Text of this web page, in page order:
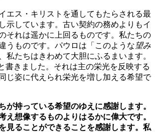
エス・キリストを通してもたらされる最
示しています。古い契約の務めよりもイ
それは遥かに上回るものです。私たちの
うものです。パウロは「このような望み
私たちはきわめて大胆にふるまいます。
書きました。それは主の栄光を反映する
じ姿に代えられ栄光を増し加える希望で
が持っている希望のゆえに感謝します。
え想像するものよりはるかに偉大です。
見ることができることを感謝します。私